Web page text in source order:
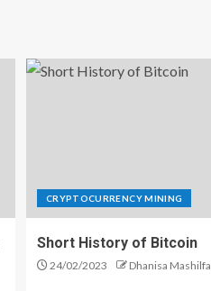
CRYPTOCURRENCY MINING
Short History of Bitcoin
24/02/2023 Dhanisa Mashilfa